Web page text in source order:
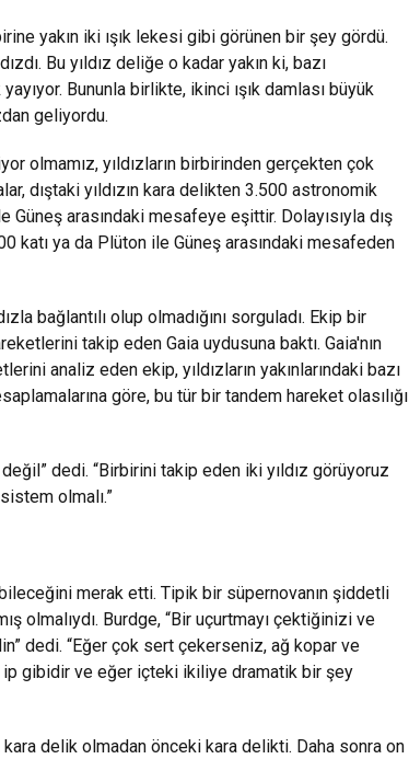
yakın iki ışık lekesi gibi görünen bir şey gördü.
Bu yıldız deliğe o kadar yakın ki, bazı
Bununla birlikte, ikinci ışık damlası büyük
geliyordu.
olmamız, yıldızların birbirinden gerçekten çok
dıştaki yıldızın kara delikten 3.500 astronomik
arasındaki mesafeye eşittir. Dolayısıyla dış
katı ya da Plüton ile Güneş arasındaki mesafeden
bağlantılı olup olmadığını sorguladı. Ekip bir
takip eden Gaia uydusuna baktı. Gaia'nın
analiz eden ekip, yıldızların yakınlarındaki bazı
göre, bu tür bir tandem hareket olasılığı
dedi. “Birbirini takip eden iki yıldız görüyoruz
olmalı.”
merak etti. Tipik bir süpernovanın şiddetli
olmalıydı. Burdge, “Bir uçurtmayı çektiğinizi ve
dedi. “Eğer çok sert çekerseniz, ağ kopar ve
ip gibidir ve eğer içteki ikiliye dramatik bir şey
kara delik olmadan önceki kara delikti. Daha sonra on